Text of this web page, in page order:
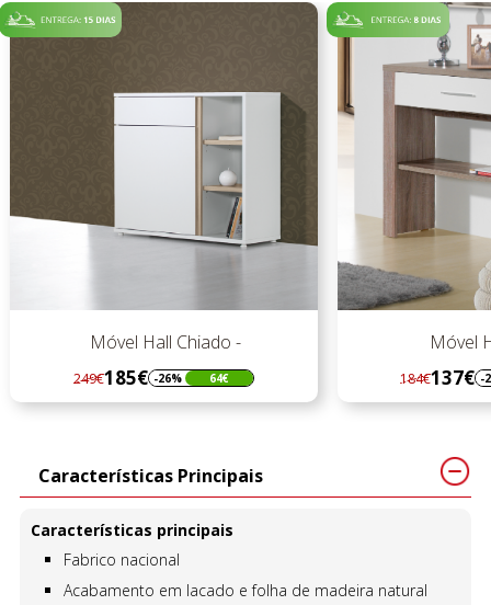
Móvel Hall Chiado -
Regular
preço
185€
Preço -26% 64€
Móvel Hall
Regular
preço
137€
Preço -26%
Características Principais
Características principais
Fabrico nacional
Acabamento em lacado e folha de madeira natural